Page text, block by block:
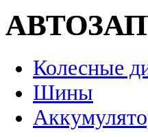
Колесные
Шины